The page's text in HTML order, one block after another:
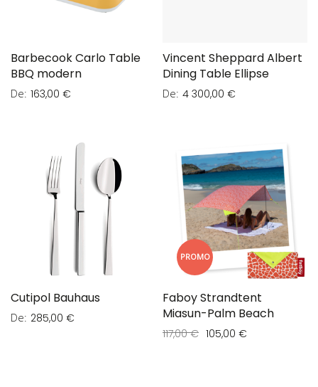
Barbecook Carlo Table
BBQ modern
De 163,00 €
Vincent Sheppard Albert
Dining Table Ellipse
De 4 300,00 €
Cutipol Bauhaus
De 285,00 €
PROMO
Faboy Strandtent
Miasun-Palm Beach
105,00 €
117,00 €